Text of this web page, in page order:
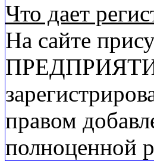
Что дает
На сайте
правом
полноценной